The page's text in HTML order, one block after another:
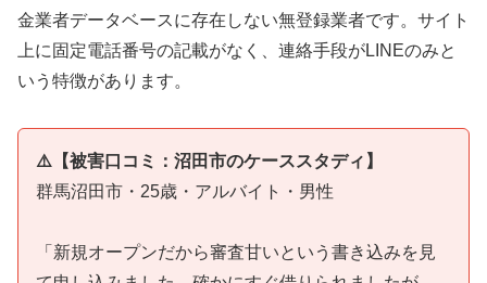
金業者データベースに存在しない無登録業者です。サイト
上に固定電話番号の記載がなく、連絡手段がLINEのみと
いう特徴があります。
⚠️【被害口コミ：沼田市のケーススタディ】
群馬沼田市・25歳・アルバイト・男性
「新規オープンだから審査甘いという書き込みを見